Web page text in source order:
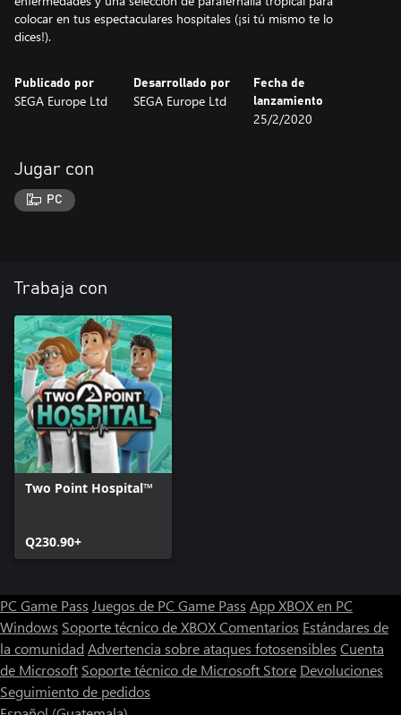
colocar en tus espectaculares hospitales (¡si tú mismo te lo
dices!).
Publicado por
SEGA Europe Ltd
Desarrollado por
SEGA Europe Ltd
Fecha de
lanzamiento
25/2/2020
Jugar con
PC
Trabaja con
Two Point Hospital™
Q230.90+
PC Game Pass Juegos de PC Game Pass App XBOX en PC
Windows Soporte técnico de XBOXComentarios Estándares de
la comunidad Advertencia sobre ataques fotosensibles Cuenta
de Microsoft Soporte técnico de Microsoft Store Devoluciones
Seguimiento de pedidos